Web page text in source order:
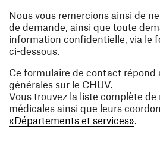
Nous vous remercions ainsi de
de demande, ainsi que toute
information confidentielle, via le
ci-dessous.
Ce formulaire de contact répond
générales sur le CHUV.
Vous trouvez la liste complète
médicales ainsi que leurs
«Départements et services».